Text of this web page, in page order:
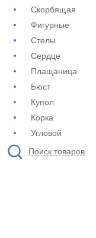
Скорбящая
Фигурные
Стелы
Сердце
Плащаница
Бюст
Купол
Корка
Угловой
Поиск товаров